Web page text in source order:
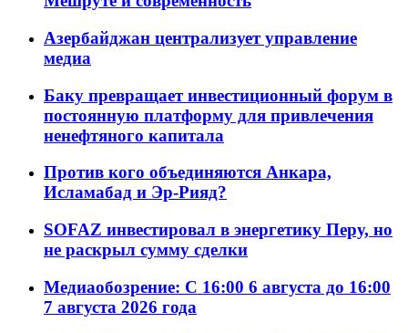
Азербайджан централизует управление
медиа
Баку превращает инвестиционный форум в
постоянную платформу для привлечения
ненефтяного капитала
Против кого объединяются Анкара,
Исламабад и Эр-Рияд?
SOFAZ инвестировал в энергетику Перу, но
не раскрыл сумму сделки
Медиаобозрение: С 16:00 6 августа до 16:00
7 августа 2026 года